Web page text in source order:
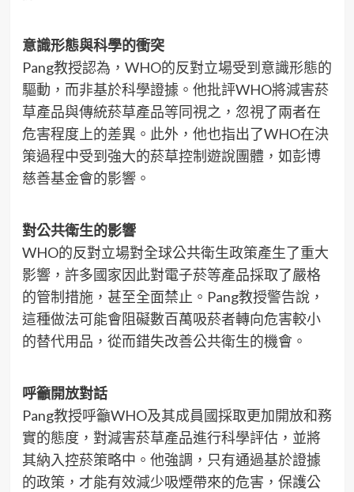
意識形態與科學的衝突
Pang教授認為，WHO的反對立場受到意識形態的
驅動，而非基於科學證據。他批評WHO將減害菸
草產品與傳統菸草產品等同視之，忽視了兩者在
危害程度上的差異。此外，他也指出了WHO在決
策過程中受到強大的菸草控制遊說團體，如彭博
慈善基金會的影響。
對公共衛生的影響
WHO的反對立場對全球公共衛生政策產生了重大
影響，許多國家因此對電子菸等產品採取了嚴格
的管制措施，甚至全面禁止。Pang教授警告說，
這種做法可能會阻礙數百萬吸菸者轉向危害較小
的替代用品，從而錯失改善公共衛生的機會。
呼籲開放對話
Pang教授呼籲WHO及其成員國採取更加開放和務
實的態度，對減害菸草產品進行科學評估，並將
其納入控菸策略中。他強調，只有通過基於證據
的政策，才能有效減少吸煙帶來的危害，保護公